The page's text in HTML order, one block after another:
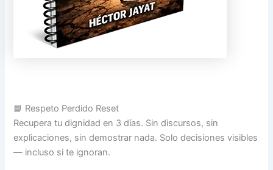
📘 Respeto Perdido Reset
Recupera tu dignidad en 3 días. Sin discursos, sin
explicaciones, sin demostrar nada. Solo decisiones visibles
— incluso si te ignoran.